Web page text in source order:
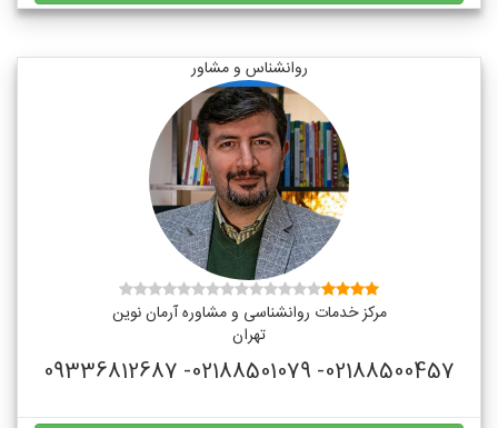
روانشناس و مشاور
مرکز خدمات روانشناسی و مشاوره آرمان نوین
تهران
02188500457- 02188501079- 09336812687